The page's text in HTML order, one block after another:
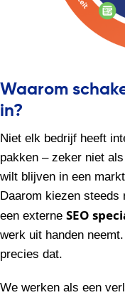
Waarom
in?
Niet elk bedrijf heeft
pakken – zeker niet
wilt blijven in een
Daarom kiezen steeds
een externe SEO
werk uit handen
precies dat.
We werken als een